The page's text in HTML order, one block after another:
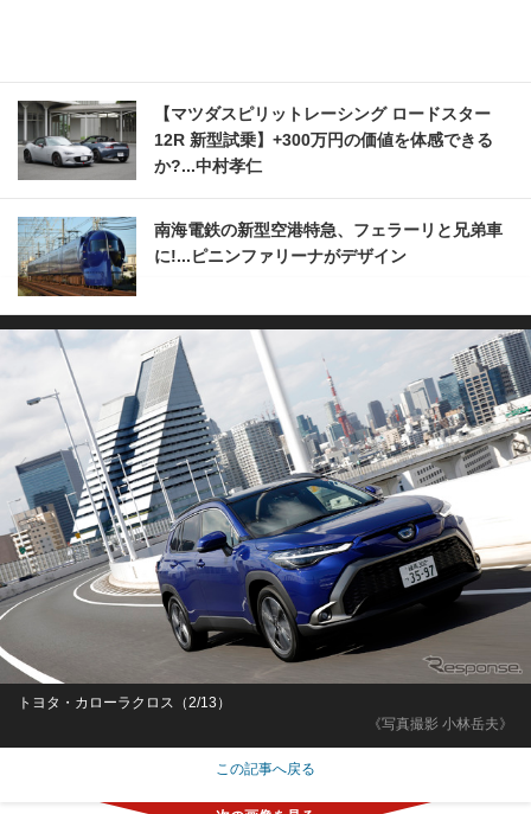
【マツダスピリットレーシング ロードスター
12R 新型試乗】+300万円の価値を体感できる
か?...中村孝仁
南海電鉄の新型空港特急、フェラーリと兄弟車
に!...ピニンファリーナがデザイン
《写真撮影 小林岳夫》
トヨタ・カローラクロス（2/13）
この記事へ戻る